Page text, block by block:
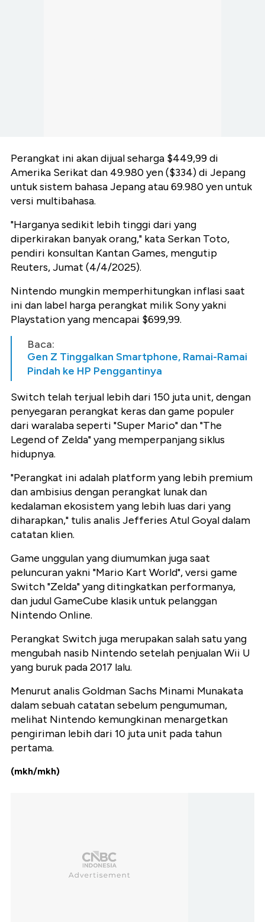
Perangkat ini akan dijual seharga $449,99 di
Amerika Serikat dan 49.980 yen ($334) di Jepang
untuk sistem bahasa Jepang atau 69.980 yen untuk
versi multibahasa.
"Harganya sedikit lebih tinggi dari yang
diperkirakan banyak orang," kata Serkan Toto,
pendiri konsultan Kantan Games, mengutip
Reuters, Jumat (4/4/2025).
Nintendo mungkin memperhitungkan inflasi saat
ini dan label harga perangkat milik Sony yakni
Playstation yang mencapai $699,99.
Baca:
Gen Z Tinggalkan Smartphone, Ramai-Ramai
Pindah ke HP Penggantinya
Switch telah terjual lebih dari 150 juta unit, dengan
penyegaran perangkat keras dan game populer
dari waralaba seperti "Super Mario" dan "The
Legend of Zelda" yang memperpanjang siklus
hidupnya.
"Perangkat ini adalah platform yang lebih premium
dan ambisius dengan perangkat lunak dan
kedalaman ekosistem yang lebih luas dari yang
diharapkan," tulis analis Jefferies Atul Goyal dalam
catatan klien.
Game unggulan yang diumumkan juga saat
peluncuran yakni "Mario Kart World", versi game
Switch "Zelda" yang ditingkatkan performanya,
dan judul GameCube klasik untuk pelanggan
Nintendo Online.
Perangkat Switch juga merupakan salah satu yang
mengubah nasib Nintendo setelah penjualan Wii U
yang buruk pada 2017 lalu.
Menurut analis Goldman Sachs Minami Munakata
dalam sebuah catatan sebelum pengumuman,
melihat Nintendo kemungkinan menargetkan
pengiriman lebih dari 10 juta unit pada tahun
pertama.
(mkh/mkh)